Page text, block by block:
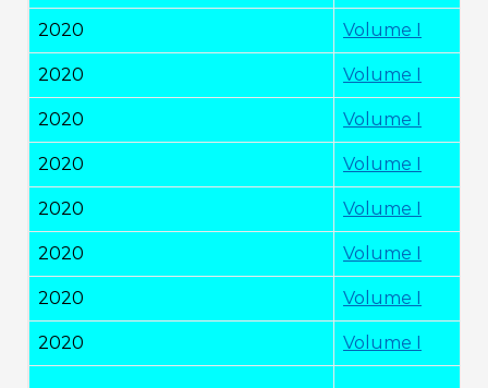
2020 Volume I
2020 Volume I
2020 Volume I
2020 Volume I
2020 Volume I
2020 Volume I
2020 Volume I
2020 Volume I